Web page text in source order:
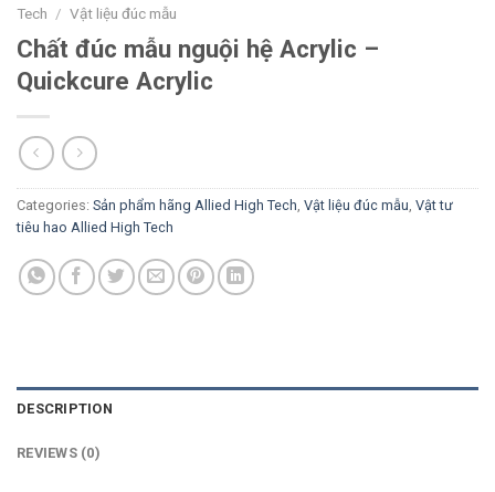
Tech / Vật liệu đúc mẫu
Chất đúc mẫu nguội hệ Acrylic –
Quickcure Acrylic
Categories: Sản phẩm hãng Allied High Tech, Vật liệu đúc mẫu, Vật tư
tiêu hao Allied High Tech
DESCRIPTION
REVIEWS (0)